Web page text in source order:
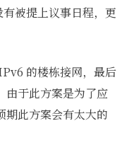
被提上议事日程，更
的楼栋接网，最后
由于此方案是为了应
期此方案会有太大的